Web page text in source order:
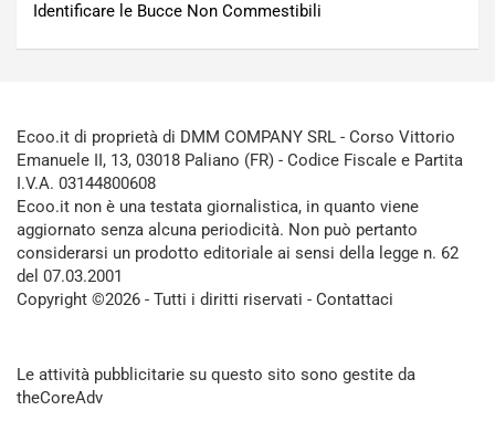
Identificare le Bucce Non Commestibili
Ecoo.it di proprietà di DMM COMPANY SRL - Corso Vittorio
Emanuele II, 13, 03018 Paliano (FR) - Codice Fiscale e Partita
I.V.A. 03144800608
Ecoo.it non è una testata giornalistica, in quanto viene
aggiornato senza alcuna periodicità. Non può pertanto
considerarsi un prodotto editoriale ai sensi della legge n. 62
del 07.03.2001
Copyright ©2026 - Tutti i diritti riservati - Contattaci
Le attività pubblicitarie su questo sito sono gestite da
theCoreAdv